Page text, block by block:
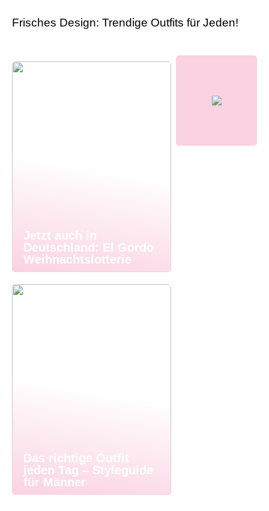
Frisches Design: Trendige Outfits für Jeden!
Jetzt auch in
Deutschland: El Gordo
Weihnachtslotterie
Das richtige Outfit
jeden Tag – Styleguide
für Männer